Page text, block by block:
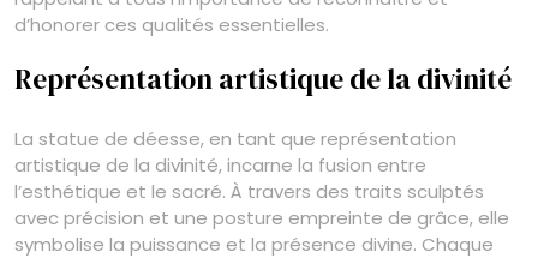
d’honorer ces qualités essentielles.
Représentation artistique de la divinité
La statue de déesse, en tant que représentation
artistique de la divinité, incarne la fusion entre
l’esthétique et le sacré. À travers des traits sculptés
avec précision et une posture empreinte de grâce, elle
symbolise la puissance et la présence divine. Chaque